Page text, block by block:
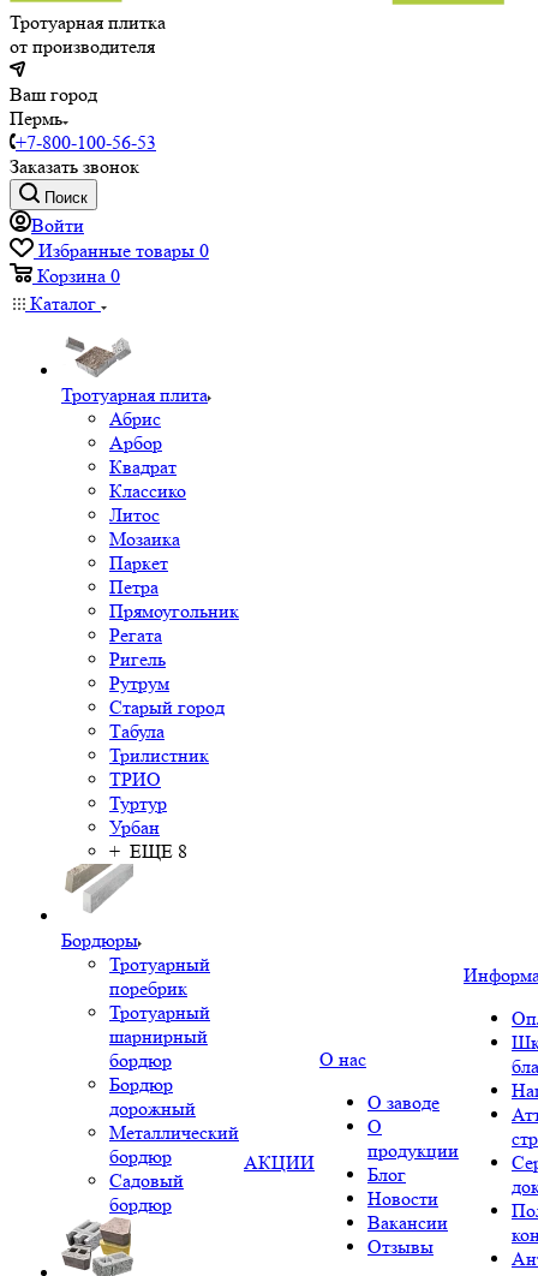
Тротуарная плитка
от производителя
Ваш город
Пермь
+7-800-100-56-53
Заказать звонок
Поиск
Войти
Избранные товары 0
Корзина 0
Каталог
Тротуарная плита
Абрис
Арбор
Квадрат
Классико
Литос
Мозаика
Паркет
Петра
Прямоугольник
Регата
Ригель
Рутрум
Старый город
Табула
Трилистник
ТРИО
Туртур
Урбан
+ ЕЩЕ 8
Бордюры
Тротуарный
поребрик
Тротуарный
шарнирный
бордюр
Бордюр
дорожный
Металлический
бордюр
Садовый
бордюр
АКЦИИ
О нас
О заводе
О
продукции
Блог
Новости
Вакансии
Отзывы